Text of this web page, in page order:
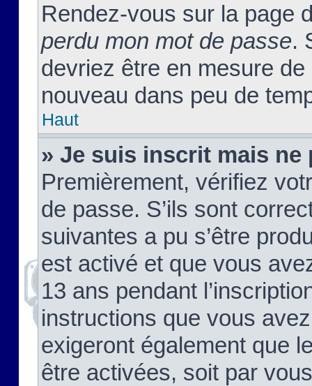
Rendez-vous sur la page
perdu mon mot de passe.
devriez être en mesure
nouveau dans peu de
Haut
» Je suis inscrit mais ne
Premièrement, vérifiez
de passe. S’ils sont
suivantes a pu s’être
est activé et que vous
13 ans pendant
instructions que vous
exigeront également que
être activées, soit par